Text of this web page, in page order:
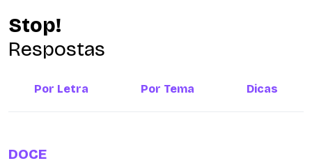
Stop!
Respostas
Por Letra Por Tema Dicas
DOCE